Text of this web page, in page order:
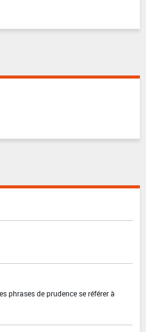
phrases de prudence se référer à